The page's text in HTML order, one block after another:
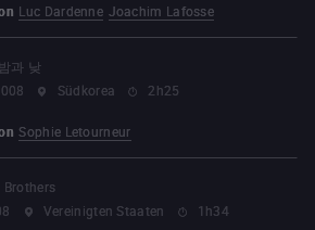
Luc Dardenne Joachim Lafosse
밤과 낮
Südkorea 2h25
Sophie Letourneur
Brothers
Vereinigten Staaten 1h34